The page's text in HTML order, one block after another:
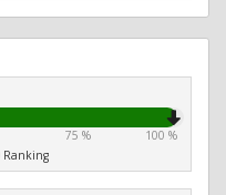
75 %
100 %
Ranking